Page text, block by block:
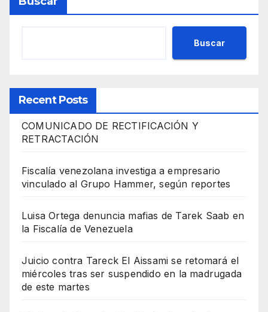
Buscar
Recent Posts
COMUNICADO DE RECTIFICACIÓN Y
RETRACTACIÓN
Fiscalía venezolana investiga a empresario
vinculado al Grupo Hammer, según reportes
Luisa Ortega denuncia mafias de Tarek Saab en
la Fiscalía de Venezuela
Juicio contra Tareck El Aissami se retomará el
miércoles tras ser suspendido en la madrugada
de este martes